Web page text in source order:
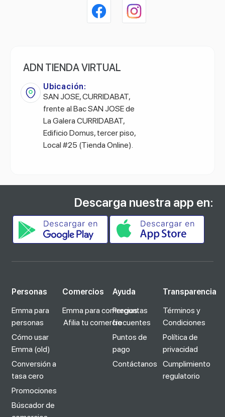
ADN TIENDA VIRTUAL
Ubicación:
SAN JOSE, CURRIDABAT,
frente al Bac SAN JOSE de
La Galera CURRIDABAT,
Edificio Domus, tercer piso,
Local #25 (Tienda Online).
Descarga nuestra app en:
Personas
Emma para
personas
Cómo usar
Emma (old)
Conversión a
tasa cero
Promociones
Búscador de
Comercios
Emma para comercios
Afilia tu comercio
Ayuda
Preguntas
frecuentes
Puntos de
pago
Contáctanos
Transparencia
Términos y
Condiciones
Política de
privacidad
Cumplimiento
regulatorio